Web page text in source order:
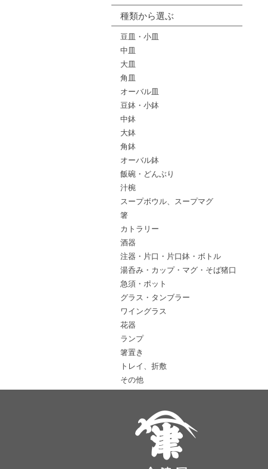
種類から選ぶ
豆皿・小皿
中皿
大皿
角皿
オーバル皿
豆鉢・小鉢
中鉢
大鉢
角鉢
オーバル鉢
飯碗・どんぶり
汁椀
スープボウル、スープマグ
箸
カトラリー
酒器
注器・片口・片口鉢・ボトル
湯呑み・カップ・マグ・そば猪口
急須・ポット
グラス・タンブラー
ワイングラス
花器
ランプ
箸置き
トレイ、折敷
その他